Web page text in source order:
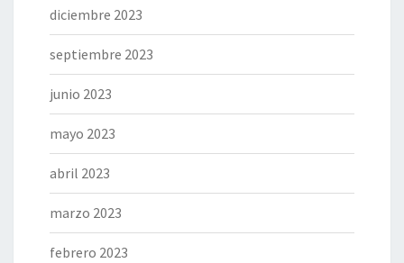
diciembre 2023
septiembre 2023
junio 2023
mayo 2023
abril 2023
marzo 2023
febrero 2023